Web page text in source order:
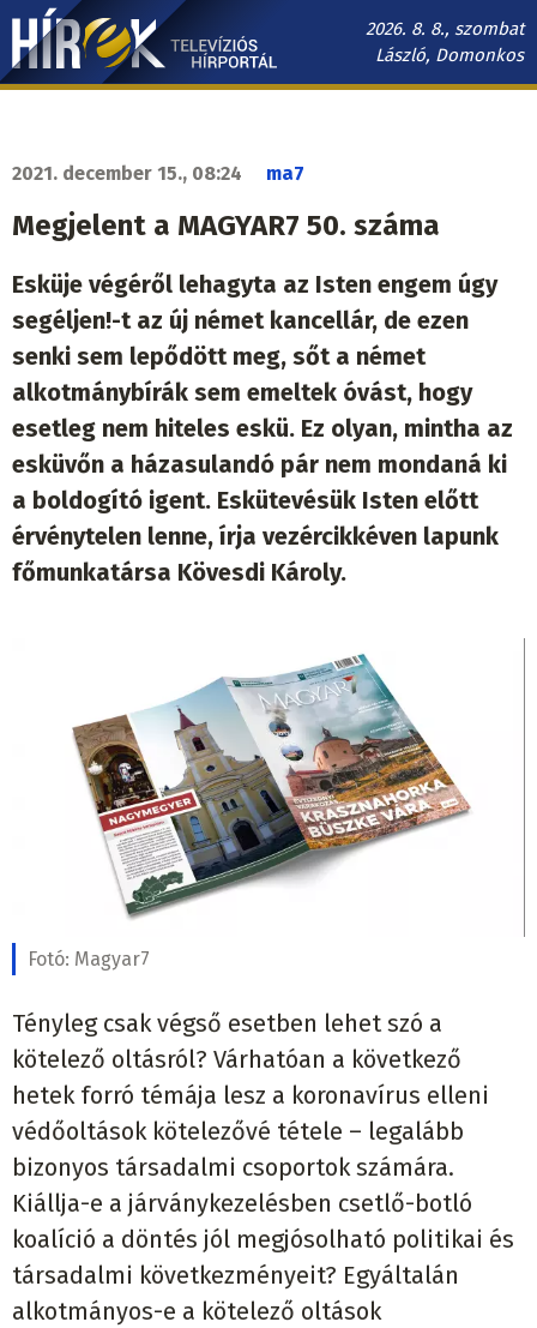
Ugrás
tartalomra
2026. 8. 8., szombat
László, Domonkos
Hírek.sk
2021. december 15., 08:24 ma7
Megjelent a MAGYAR7 50. száma
Esküje végéről lehagyta az Isten engem úgy
segéljen!-t az új német kancellár, de ezen
senki sem lepődött meg, sőt a német
alkotmánybírák sem emeltek óvást, hogy
esetleg nem hiteles eskü. Ez olyan, mintha az
esküvőn a házasulandó pár nem mondaná ki
a boldogító igent. Eskütevésük Isten előtt
érvénytelen lenne, írja vezércikkéven lapunk
főmunkatársa Kövesdi Károly.
Fotó: Magyar7
Tényleg csak végső esetben lehet szó a
kötelező oltásról? Várhatóan a következő
hetek forró témája lesz a koronavírus elleni
védőoltások kötelezővé tétele – legalább
bizonyos társadalmi csoportok számára.
Kiállja-e a járványkezelésben csetlő-botló
koalíció a döntés jól megjósolható politikai és
társadalmi következményeit? Egyáltalán
alkotmányos-e a kötelező oltások